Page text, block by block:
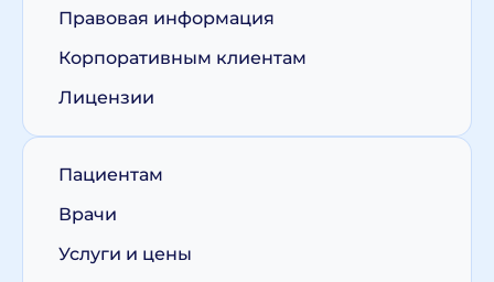
Правовая информация
Корпоративным клиентам
Лицензии
Пациентам
Врачи
Услуги и цены